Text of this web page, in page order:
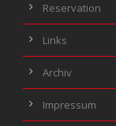
Reservation
Links
Archiv
Impressum